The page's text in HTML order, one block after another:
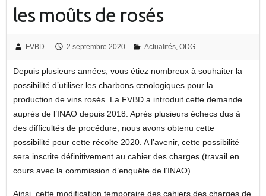
les moûts de rosés
FVBD 2 septembre 2020 Actualités, ODG
Depuis plusieurs années, vous étiez nombreux à souhaiter la
possibilité d’utiliser les charbons œnologiques pour la
production de vins rosés. La FVBD a introduit cette demande
auprès de l’INAO depuis 2018. Après plusieurs échecs dus à
des difficultés de procédure, nous avons obtenu cette
possibilité pour cette récolte 2020. A l’avenir, cette possibilité
sera inscrite définitivement au cahier des charges (travail en
cours avec la commission d’enquête de l’INAO).
Ainsi, cette modification temporaire des cahiers des charges de